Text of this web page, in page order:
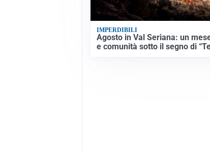
IMPERDIBILI
Agosto in Val Seriana: un
e comunità sotto il segno di